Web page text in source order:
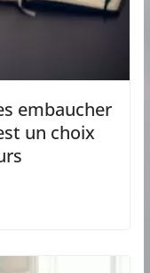
embaucher
un choix